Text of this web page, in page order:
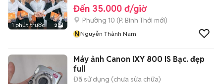
1 phút trước 2
Đến 35.000 đ/giờ
Phường 10 (P. Bình Thới mới)
NNguyễn Thành Nam
Máy ảnh Canon IXY 800 IS Bạc. đẹp
full
Đã sử dụng (chưa sửa chữa)